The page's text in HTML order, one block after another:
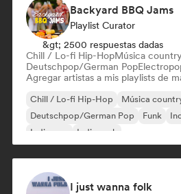
Backyard BBQ Jams
Playlist Curator
&gt; 2500 respuestas dadas
Chill / Lo-fi Hip-HopMúsica country
Deutschpop/German Pop
Agregar artistas a mis playlists de
Chill / Lo-fi Hip-Hop
Música
Deutschpop/German Pop
Funk
Indie pop
Indie rock
I just wanna folk